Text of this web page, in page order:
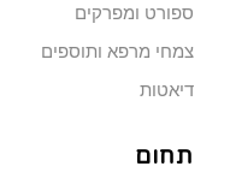
ספורט ומפרקים
צמחי מרפא ותוספים
דיאטות
תחום